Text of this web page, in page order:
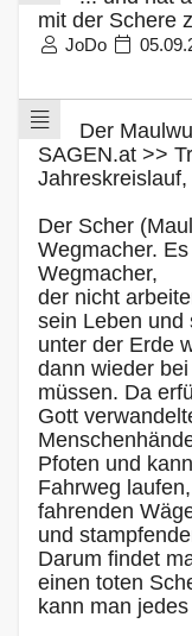
mit der Schere
JoDo
Der
SAGEN.at >>
Der Scher
Wegmacher.
Wegmacher,
der nicht
sein Leben und
unter der Erde
dann wieder
müssen. Da
Gott
Pfoten und
Fahrweg
fahrenden
und
Darum findet
einen toten
kann man